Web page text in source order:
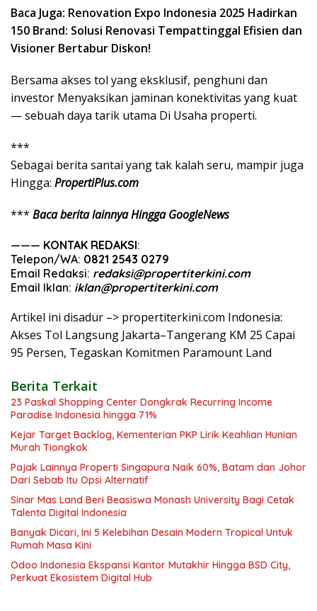
Baca Juga: Renovation Expo Indonesia 2025 Hadirkan
150 Brand: Solusi Renovasi Tempattinggal Efisien dan
Visioner Bertabur Diskon!
Bersama akses tol yang eksklusif, penghuni dan
investor Menyaksikan jaminan konektivitas yang kuat
— sebuah daya tarik utama Di Usaha properti.
***
Sebagai berita santai yangtak kalah seru, mampir juga
Hingga: PropertiPlus.com
*** Baca berita lainnya Hingga GoogleNews
——— KONTAK REDAKSI:
Telepon/WA: 0821 2543 0279
Email Redaksi: redaksi@propertiterkini.com
Email Iklan: iklan@propertiterkini.com
Artikel ini disadur –> propertiterkini.com Indonesia:
Akses Tol Langsung Jakarta–Tangerang KM 25 Capai
95 Persen, Tegaskan Komitmen Paramount Land
Berita Terkait
23 Paskal Shopping Center Dongkrak Recurring Income
Paradise Indonesia hingga 71%
Kejar Target Backlog, Kementerian PKP Lirik Keahlian Hunian
Murah Tiongkok
Pajak Lainnya Properti Singapura Naik 60%, Batam dan Johor
Dari Sebab Itu Opsi Alternatif
Sinar Mas Land Beri Beasiswa Monash University Bagi Cetak
Talenta Digital Indonesia
Banyak Dicari, Ini 5 Kelebihan Desain Modern Tropical Untuk
Rumah Masa Kini
Odoo Indonesia Ekspansi Kantor Mutakhir Hingga BSD City,
Perkuat Ekosistem Digital Hub